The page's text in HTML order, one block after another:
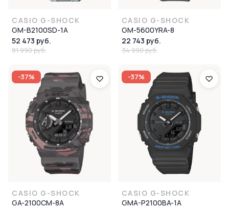
CASIO G-SHOCK
GM-B2100SD-1A
52 473 руб.
81 990 руб.
CASIO G-SHOCK
GM-5600YRA-8
22 743 руб.
34 990 руб.
-37%
CASIO G-SHOCK
GA-2100CM-8A
-37%
CASIO G-SHOCK
GMA-P2100BA-1A